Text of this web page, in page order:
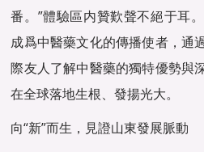
番。”體驗區内贊歎聲不絕于耳
成爲中醫藥文化的傳播使者，通
際友人了解中醫藥的獨特優勢與
在全球落地生根、發揚光大。
向“新”而生，見證山東發展脈動